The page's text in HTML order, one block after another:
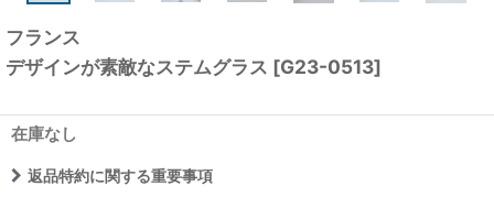
フランス
デザインが素敵なステムグラス [G23-0513]
在庫なし
返品特約に関する重要事項